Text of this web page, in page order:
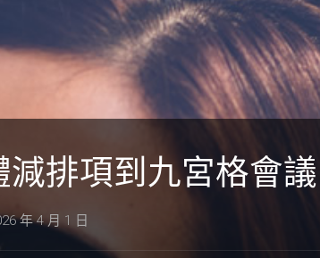
排項到九宮格會
年 4 月 1 日